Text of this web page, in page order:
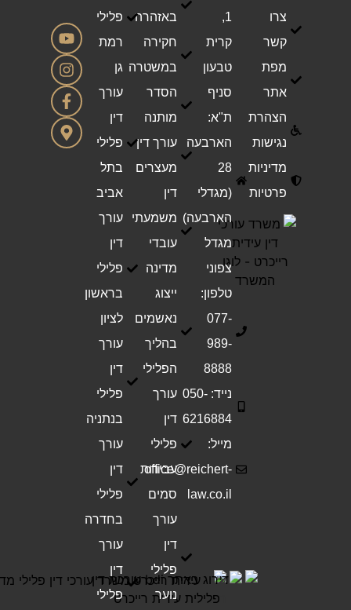
צרו
קשר
מפת
אתר
הצהרת
נגישות
מדיניות
פרטיות
1,
קרית
טבעון
סניף
ת"א:
הארבעה
28
(מגדלי
הארבעה)
מגדל
צפוני
טלפון:
077-
989-
8888
נייד: 050-
6216884
מייל:
office@reichert-
law.co.il
באזהרה
חקירה
במשטרה
הסדר
מותנה
עורך דין
מעצרים
דין
משמעתי
עובדי
מדינה
ייצוג
נאשמים
בהליך
הפלילי
עורך
דין
פלילי
עבירות
סמים
עורך
דין
פלילי
נוער
פלילי
רמת
גן
עורך
דין
פלילי
בתל
אביב
עורך
דין
פלילי
בראשון
לציון
עורך
דין
פלילי
בנתניה
עורך
דין
פלילי
בחדרה
עורך
דין
פלילי